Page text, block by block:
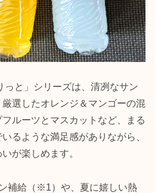
っと」シリーズは、清冽なサン
厳選したオレンジ＆マンゴーの混
ルーツとマスカットなど、まる
るような満足感がありながら、
が楽しめます。
補給（※1）や、夏に嬉しい熱